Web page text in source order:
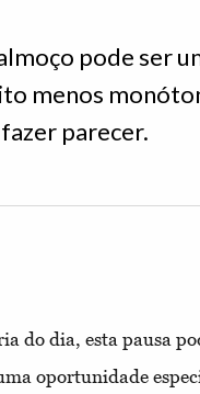
pode ser
menos
parecer.
do dia, esta pausa
oportunidade